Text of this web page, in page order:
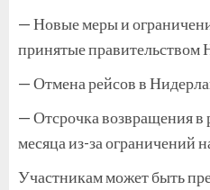
— Новые меры и
принятые правительством
— Отмена рейсов в
— Отсрочка возвращения в
месяца из-за ограничений
Участникам может быть